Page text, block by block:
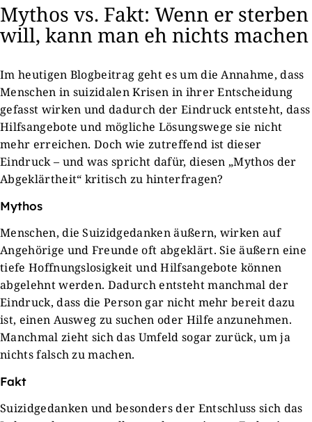
Mythos vs. Fakt: Wenn er sterben
will, kann man eh nichts machen
Im heutigen Blogbeitrag geht es um die Annahme, dass
Menschen in suizidalen Krisen in ihrer Entscheidung
gefasst wirken und dadurch der Eindruck entsteht, dass
Hilfsangebote und mögliche Lösungswege sie nicht
mehr erreichen. Doch wie zutreffend ist dieser
Eindruck – und was spricht dafür, diesen „Mythos der
Abgeklärtheit“ kritisch zu hinterfragen?
Mythos
Menschen, die Suizidgedanken äußern, wirken auf
Angehörige und Freunde oft abgeklärt. Sie äußern eine
tiefe Hoffnungslosigkeit und Hilfsangebote können
abgelehnt werden. Dadurch entsteht manchmal der
Eindruck, dass die Person gar nicht mehr bereit dazu
ist, einen Ausweg zu suchen oder Hilfe anzunehmen.
Manchmal zieht sich das Umfeld sogar zurück, um ja
nichts falsch zu machen.
Fakt
Suizidgedanken und besonders der Entschluss sich das